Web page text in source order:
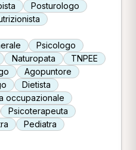
Posturologo
Psicologo
Naturopata
TNPEE
Agopuntore
Dietista
occupazionale
Psicoterapeuta
Pediatra